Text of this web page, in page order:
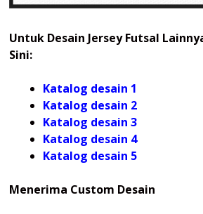
Untuk Desain Jersey Futsal
Sini:
Katalog desain 1
Katalog desain 2
Katalog desain 3
Katalog desain 4
Katalog desain 5
Menerima Custom Desain